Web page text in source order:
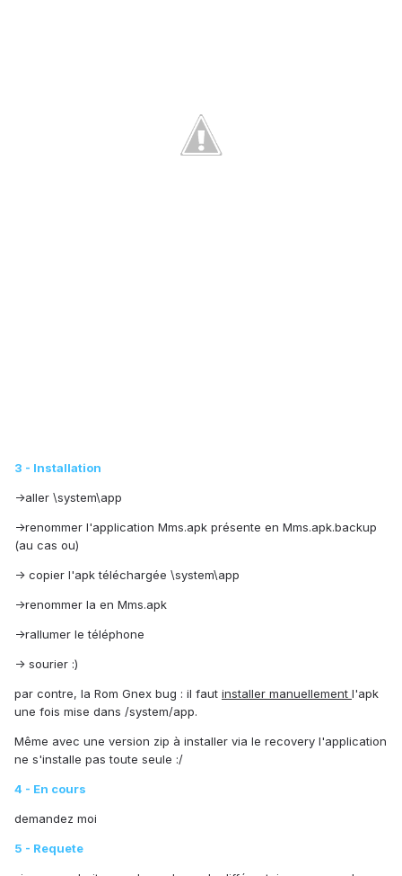
3 - Installation
->aller \system\app
->renommer l'application Mms.apk présente en Mms.apk.backup
(au cas ou)
-> copier l'apk téléchargée \system\app
->renommer la en Mms.apk
->rallumer le téléphone
-> sourier :)
par contre, la Rom Gnex bug : il faut installer manuellement l'apk
une fois mise dans /system/app.
Même avec une version zip à installer via le recovery l'application
ne s'installe pas toute seule :/
4 - En cours
demandez moi
5 - Requete